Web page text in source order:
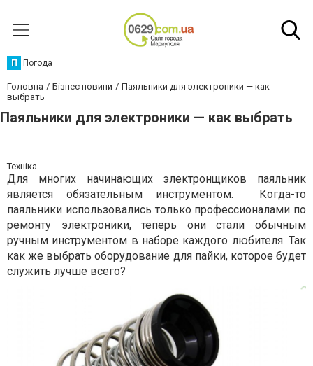
П Погода
Головна Бізнес новини
Паяльники для электроники — как
выбрать
Паяльники для электроники — как выбрать
Техніка
Для многих начинающих электронщиков паяльник
является обязательным инструментом. Когда-то
паяльники использовались только профессионалами по
ремонту электроники, теперь они стали обычным
ручным инструментом в наборе каждого любителя. Так
как же выбратьоборудование для пайки, которое будет
служить лучше всего?